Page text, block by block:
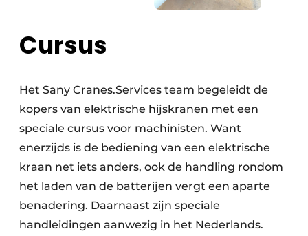
Cursus
Het Sany Cranes.Services team begeleidt de
kopers van elektrische hijskranen met een
speciale cursus voor machinisten. Want
enerzijds is de bediening van een elektrische
kraan net iets anders, ook de handling rondom
het laden van de batterijen vergt een aparte
benadering. Daarnaast zijn speciale
handleidingen aanwezig in het Nederlands.